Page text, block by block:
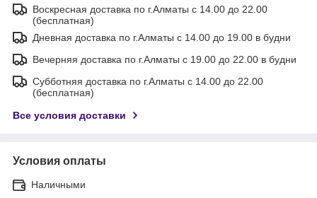
Воскресная доставка по г.Алматы с 14.00 до 22.00
(бесплатная)
Дневная доставка по г.Алматы с 14.00 до 19.00 в будни
Вечерняя доставка по г.Алматы с 19.00 до 22.00 в будни
Субботняя доставка по г.Алматы с 14.00 до 22.00
(бесплатная)
Все условия доставки
Условия оплаты
Наличными